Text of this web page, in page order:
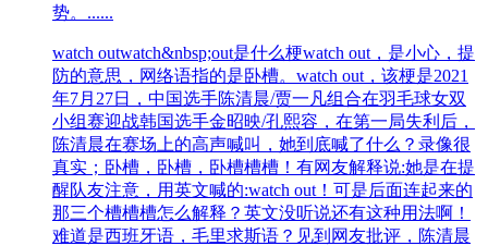
势。......
watch outwatch&nbsp;out是什么梗watch out，是小心，提
防的意思，网络语指的是卧槽。watch out，该梗是2021
年7月27日，中国选手陈清晨/贾一凡组合在羽毛球女双
小组赛迎战韩国选手金昭映/孔熙容，在第一局失利后，
陈清晨在赛场上的高声喊叫，她到底喊了什么？录像很
真实；卧槽，卧槽，卧槽槽槽！有网友解释说:她是在提
醒队友注意，用英文喊的:watch out！可是后面连起来的
那三个槽槽槽怎么解释？英文没听说还有这种用法啊！
难道是西班牙语，毛里求斯语？见到网友批评，陈清晨